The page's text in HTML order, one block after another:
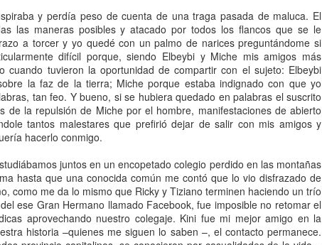
y perdía peso de cuenta de una traga pasada de maluca. El
las maneras posibles y atacado por todos los flancos que se le
a torcer y yo quedé con un palmo de narices preguntándome si
difícil porque, siendo Elbeybi y Miche mis amigos más
cuando tuvieron la oportunidad de compartir con el sujeto: Elbeybi
la faz de la tierra; Miche porque estaba indignado con que yo
tan feo. Y bueno, si se hubiera quedado en palabras el suscrito
de la repulsión de Miche por el hombre, manifestaciones de abierto
tantos malestares que prefirió dejar de salir con mis amigos y
hacerlo conmigo.
juntos en un encopetado colegio perdido en las montañas
hasta que una conocida común me contó que lo vio disfrazado de
como me da lo mismo que Ricky y Tiziano terminen haciendo un trío
ese Gran Hermano llamado Facebook, fue imposible no retomar el
aprovechando nuestro colegaje. Kini fue mi mejor amigo en la
historia –quienes me siguen lo saben –, el contacto permanece.
a parejas heterosexuales con alguna diferencia notable
mi abuela era así de edadista, clasista y racista, pero quien
que tire la primera piedra. No vivió lo suficiente para
tan homófoba era, pero conoció a muchos de mis amigos y a
sobre intersecciones termina aquí.
algo, quiero conversarlo con mi señor marido y escribir al
como el suyo, para el caso que convoca esta entrada, era
comenzó en un incierto jueves o viernes de 2024. El
de terror que tenían las plantas de la entrada de
escuché el primer trueno, salí a organizarlas de manera
estaba en ello, vi a la vecina del frente. Soy tan buen
no me molesté en preguntarle su nombre. Llamémosla
qué pretendía, pero salió de la casa con un cirio de
miró atentísima por un par de minutos y lo dejó alumbrando la